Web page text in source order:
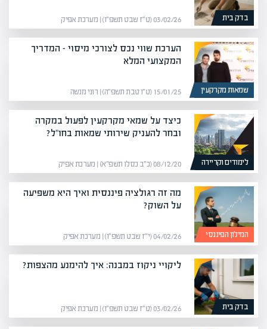
בדק בית 03/02/26 (ט״ז שבט תשפ״ו) | מערכת אפיק
שמאות מקרקעין
הערכת שווי נכס לצורכי מיסוי – המדריך
המקצועי המלא
15/01/25 (ט״ו טבת תשפ״ה) | רוני מנשה
לימודים וקריירה
כיצד על שמאי מקרקעין לפעול במקרה
ובחר להעניק שירותי שמאות בחו"ל?
08/12/20 (כ״ב כסלו תשפ״א) | מערכת אפיק
המילון הפיננסי
מה זה רגולציה פיננסית ואיך היא משפיעה
על השוק?
04/02/26 (י״ז שבט תשפ״ו) | מערכת אפיק
בדק בית
ליקויי ניקוז במבנה: איך להימנע מהצפות?
03/02/26 (ט״ז שבט תשפ״ו) | מערכת אפיק